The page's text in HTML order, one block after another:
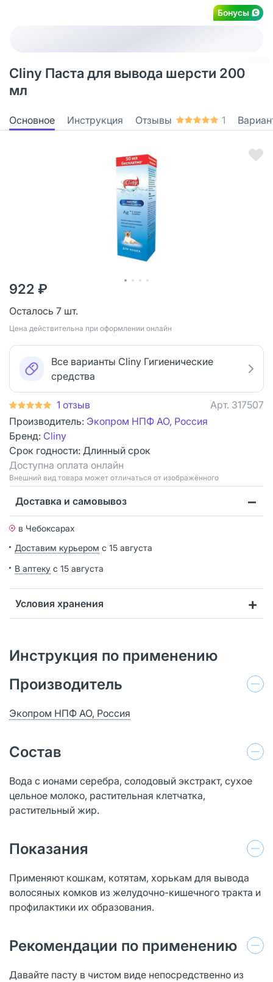
Бонусы
Cliny Паста для вывода шерсти 200
мл
Основное Инструкция Отзывы 1
922 ₽
Осталось 7 шт.
Цена действительна при оформлении онлайн
Все варианты Cliny Гигиенические
средства
1 отзыв Арт. 317507
Производитель: Экопром НПФ АО, Россия
Бренд: Cliny
Срок годности: Длинный срок
Доступна оплата онлайн
Bнешний вид товара может отличаться от изображённого
Доставка и самовывоз
в Чебоксарах
Доставим курьером с 15 августа
В аптеку с 15 августа
Условия хранения
Инструкция по применению
Производитель
Экопром НПФ АО, Россия
Состав
Вода с ионами серебра, солодовый экстракт, сухое
цельное молоко, растительная клетчатка,
растительный жир.
Показания
Применяют кошкам, котятам, хорькам для вывода
волосяных комков из желудочно-кишечного тракта и
профилактики их образования.
Рекомендации по применению
Давайте пасту в чистом виде непосредственно из